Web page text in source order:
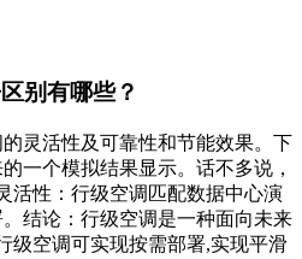
别有哪些？
灵活性及可靠性和节能效果。下
一个模拟结果显示。话不多说，
活性：行级空调匹配数据中心演
结论：行级空调是一种面向未来
级空调可实现按需部署,实现平滑